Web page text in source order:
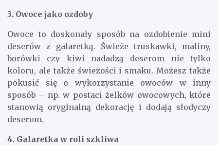
3. Owoce jako ozdoby
Owoce to doskonały sposób na ozdobienie mini
deserów z galaretką. Świeże truskawki, maliny,
borówki czy kiwi nadadzą deserom nie tylko
koloru, ale także świeżości i smaku. Możesz także
pokusić się o wykorzystanie owoców w inny
sposób – np. w postaci żelków owocowych, które
stanowią oryginalną dekorację i dodają słodyczy
deserom.
4. Galaretka w roli szkliwa